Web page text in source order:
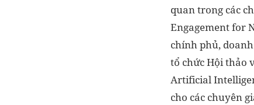
quan trong các
Engagement for
chính phủ,
tổ chức Hội thảo
Artificial
cho các chuyên